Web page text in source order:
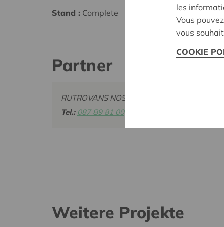
Stand : Complete
Partner
RUTROVANS NOS, BÈFVE 5, 4890
Tel.: 087 89 81 00
Weitere Projekte
les
Vous
vous
COOKIE